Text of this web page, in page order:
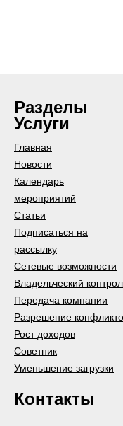
Разделы
Услуги
Главная
Новости
Календарь
мероприятий
Статьи
Подписаться на
рассылку
Сетевые возможности
Владельческий
Передача компании
Разрешение
Рост доходов
Советник
Уменьшение загрузки
Контакты